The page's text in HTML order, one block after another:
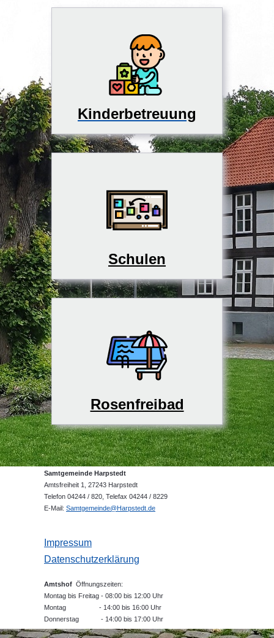
Kinderbetreuung
Schulen
Rosenfreibad
Samtgemeinde Harpstedt
Amtsfreiheit 1, 27243 Harpstedt
Telefon 04244 / 820, Telefax 04244 / 8229
E-Mail: Samtgemeinde@Harpstedt.de
Impressum
Datenschutzerklärung
Amtshof Öffnungszeiten:
Montag bis Freitag - 08:00 bis 12:00 Uhr
Montag - 14:00 bis 16:00 Uhr
Donnerstag - 14:00 bis 17:00 Uhr